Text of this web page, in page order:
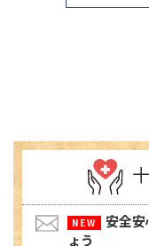
安全
ょう